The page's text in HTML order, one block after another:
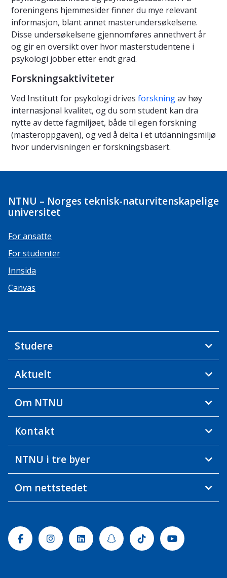
foreningens hjemmesider finner du mye relevant
informasjon, blant annet masterundersøkelsene.
Disse undersøkelsene gjennomføres annethvert år
og gir en oversikt over hvor masterstudentene i
psykologi jobber etter endt grad.
Forskningsaktiviteter
Ved Institutt for psykologi drives forskningav høy
internasjonal kvalitet, og du som student kan dra
nytte av dette fagmiljøet, både til egen forskning
(masteroppgaven), og ved å delta i et utdanningsmiljø
hvor undervisningen er forskningsbasert.
NTNU – Norges teknisk-naturvitenskapelige
universitet
For ansatte
For studenter
Innsida
Canvas
Studere
Aktuelt
Om NTNU
Kontakt
NTNU i tre byer
Om nettstedet
FacebookInstagramLinkedinSnapchatTiktok Youtube